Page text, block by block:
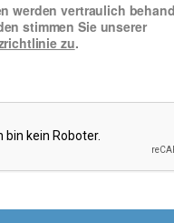
werden vertraulich
stimmen Sie unserer
zu.